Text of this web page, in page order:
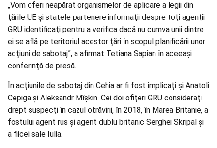
„Vom oferi neapărat organismelor de aplicare a legii din
ţările UE şi statele partenere informaţii despre toţi agenţii
GRU identificaţi pentru a verifica dacă nu cumva unii dintre
ei se află pe teritoriul acestor ţări în scopul planificării unor
acţiuni de sabotaj”, a afirmat Tetiana Sapian în aceeaşi
conferinţă de presă.
În acţiunile de sabotaj din Cehia ar fi fost implicaţi şi Anatoli
Cepiga şi Aleksandr Mîşkin. Cei doi ofiţeri GRU consideraţi
drept suspecţi în cazul otrăvirii, în 2018, în Marea Britanie, a
fostului agent rus şi agent dublu britanic Serghei Skripal şi
a fiicei sale Iulia.